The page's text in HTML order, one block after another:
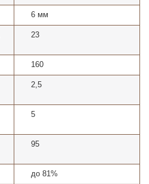
6 мм
23
160
2,5
5
95
до 81%